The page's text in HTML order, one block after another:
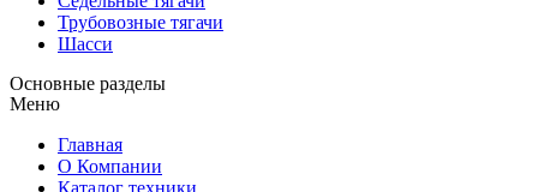
Трубовозные тягачи
Шасси
Основные разделы
Меню
Главная
О Компании
Каталог техники